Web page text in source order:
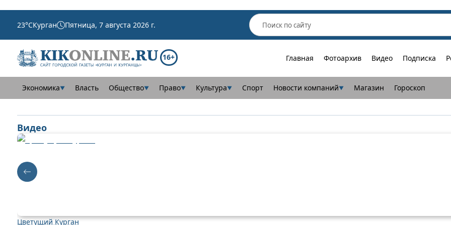
23°CКурган Пятница, 7 августа 2026 г.
16+ Главная Фотоархив Видео Подписка
Экономика▼ Власть Общество▼ Право▼ Культура▼ Спорт Новости компаний▼ Магазин Гороскоп
Видео
Цветущий Курган